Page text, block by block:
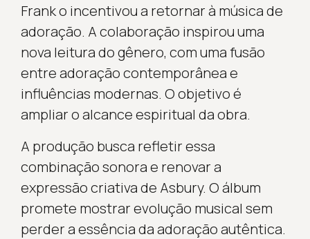
Frank o incentivou a retornar à música de
adoração. A colaboração inspirou uma
nova leitura do gênero, com uma fusão
entre adoração contemporânea e
influências modernas. O objetivo é
ampliar o alcance espiritual da obra.
A produção busca refletir essa
combinação sonora e renovar a
expressão criativa de Asbury. O álbum
promete mostrar evolução musical sem
perder a essência da adoração autêntica.